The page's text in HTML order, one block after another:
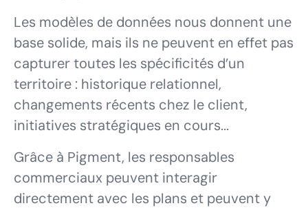
Les modèles de données nous donnent une
base solide, mais ils ne peuvent en effet pas
capturer toutes les spécificités d’un
territoire : historique relationnel,
changements récents chez le client,
initiatives stratégiques en cours...
Grâce à Pigment, les responsables
commerciaux peuvent interagir
directement avec les plans et peuvent y